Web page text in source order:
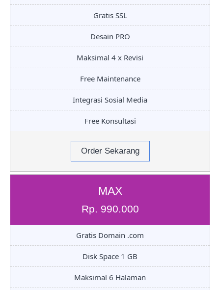
Gratis SSL
Desain PRO
Maksimal 4 x Revisi
Free Maintenance
Integrasi Sosial Media
Free Konsultasi
Order Sekarang
MAX
Rp. 990.000
Gratis Domain .com
Disk Space 1 GB
Maksimal 6 Halaman